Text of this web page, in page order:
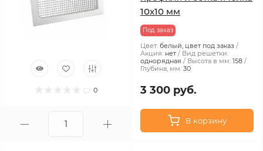
0
10x10 мм
Под заказ
Цвет: белый, цвет под заказ
Акция: нет
Вид решетки:
однорядная
Высота в мм: 158
Глубина, мм: 30
3 300 руб.
В корзину